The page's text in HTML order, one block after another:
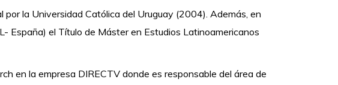
por la Universidad Católica del Uruguay (2004). Además, en
España) el Título de Máster en Estudios Latinoamericanos
en la empresa DIRECTV donde es responsable del área de